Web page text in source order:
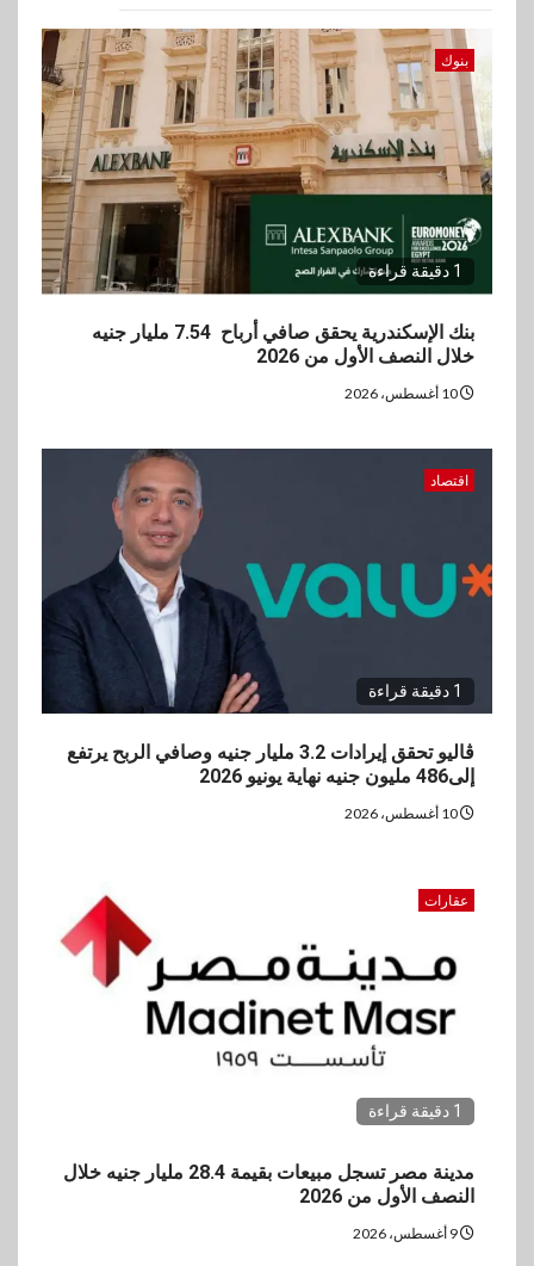
ڤاليو تحقق إيرادات 3.2 مليار جنيه
وصافي الربح يرتفع إلى486
مليون جنيه نهاية يونيو 2026
3
عقارات
مدينة مصر تسجل مبيعات بقيمة
28.4 مليار جنيه خلال النصف
4
سوق وصلة
vivo تعيد تعريف مفهوم الفئة
5 بنوك رياضة
وزير الشباب والرياضة يلتقي
بالرئيس التنفيذي والعضو المنتدب
لبنك saib لبحث تعزيز التعاون
بنوك
1 دقيقة قراءة
بنك الإسكندرية يحقق صافي أرباح 7.54 مليار جنيه
خلال النصف الأول من 2026
اقتصاد
1 دقيقة قراءة
ڤاليو تحقق إيرادات 3.2 مليار جنيه وصافي الربح يرتفع
إلى486 مليون جنيه نهاية يونيو 2026
عقارات
1 دقيقة قراءة
مدينة مصر تسجل مبيعات بقيمة 28.4 مليار جنيه خلال
النصف الأول من 2026